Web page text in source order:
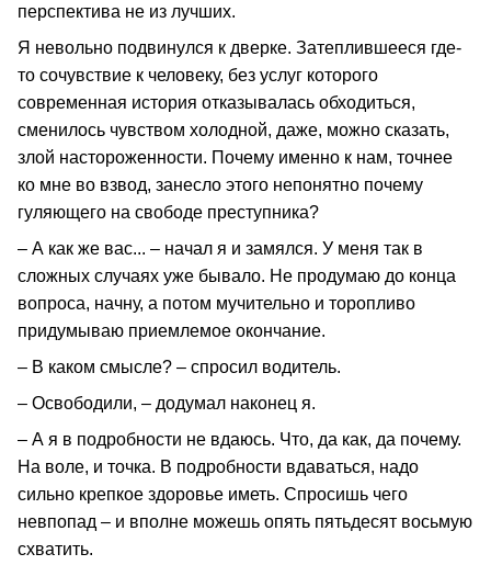
перспектива не из лучших.
Я невольно подвинулся к дверке. Затеплившееся где-
то сочувствие к человеку, без услуг которого
современная история отказывалась обходиться,
сменилось чувством холодной, даже, можно сказать,
злой настороженности. Почему именно к нам, точнее
ко мне во взвод, занесло этого непонятно почему
гуляющего на свободе преступника?
– А как же вас... – начал я и замялся. У меня так в
сложных случаях уже бывало. Не продумаю до конца
вопроса, начну, а потом мучительно и торопливо
придумываю приемлемое окончание.
– В каком смысле? – спросил водитель.
– Освободили, – додумал наконец я.
– А я в подробности не вдаюсь. Что, да как, да почему.
На воле, и точка. В подробности вдаваться, надо
сильно крепкое здоровье иметь. Спросишь чего
невпопад – и вполне можешь опять пятьдесят восьмую
схватить.